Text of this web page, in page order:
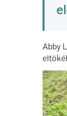
Abby